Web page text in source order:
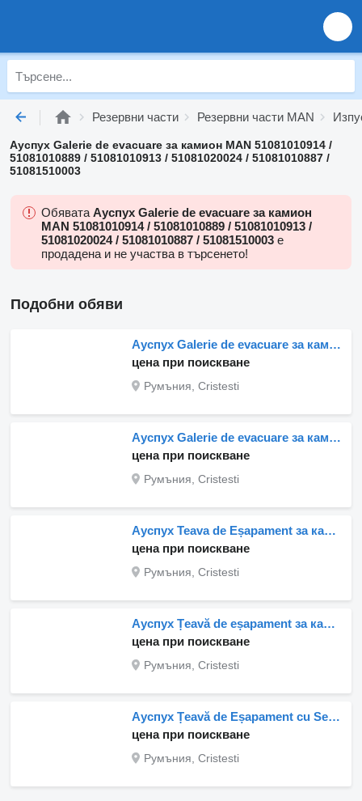
Резервни части Резервни части MAN
Ауспух Galerie de evacuare за камион MAN 51081010914 /
51081010889 / 51081010913 / 51081020024 / 51081010887 /
51081510003
Обявата Ауспух Galerie de evacuare за камион
MAN 51081010914 / 51081010889 / 51081010913 /
51081020024 / 51081010887 / 51081510003 е
продадена и не участва в търсенето!
Подобни обяви
Ауспух Galerie de evacuare за камион MAN (51081020645, 51081020774, 51081020485, 51081016363, 51081016331, 51081020645, 51081020774, 51081020485, 51081016363, 51081016331, 51081020835)
цена при поискване
Румъния, Cristesti
Ауспух Galerie de evacuare за камион MAN 51081020341 / 5108102-0341 / 5108102-3128
цена при поискване
Румъния, Cristesti
Ауспух Teava de Eșapament за камион MAN – Curbată, Acoperită cu Material Izolant – Coduri: 51152015308, 51152015304, 51152015273
цена при поискване
Румъния, Cristesti
Ауспух Țeavă de eșapament за камион MAN 51152015308 / 51152015304 / 51152015273
цена при поискване
Румъния, Cristesti
Ауспух Țeavă de Eșapament cu Senzori pentru за камион MAN 51152015225
цена при поискване
Румъния, Cristesti